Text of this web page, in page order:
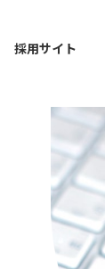
採用サイト